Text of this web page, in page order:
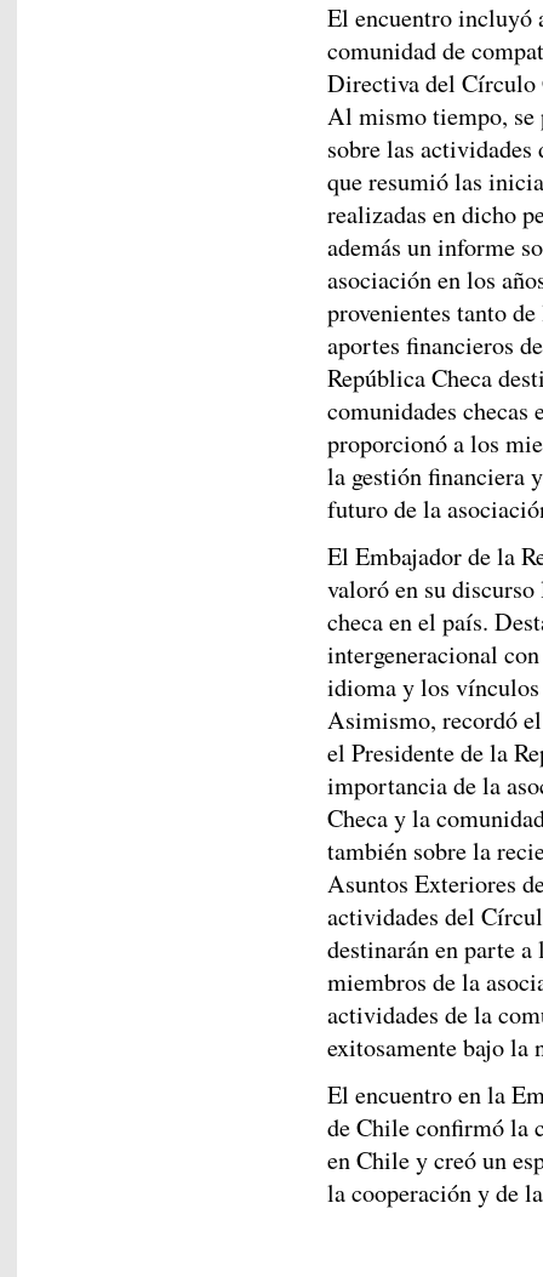
El encuentro incluyó
comunidad de
Directiva del Círculo
Al mismo tiempo, se
sobre las actividades
que resumió las
realizadas en dicho
además un informe
asociación en los
provenientes tanto
aportes financieros
República Checa
comunidades checas
proporcionó a los
la gestión financiera
futuro de la
El Embajador de la
valoró en su
checa en el país.
intergeneracional
idioma y los
Asimismo, recordó
el Presidente de la
importancia de la
Checa y la
también sobre la
Asuntos Exteriores
actividades del
destinarán en parte
miembros de la
actividades de la
exitosamente bajo la
El encuentro en la
de Chile confirmó la
en Chile y creó un
la cooperación y de